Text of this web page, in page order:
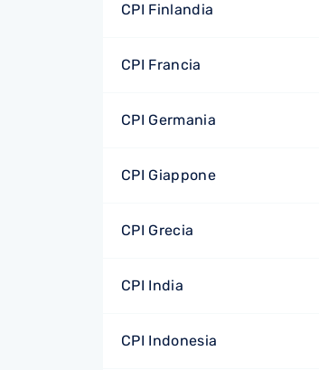
CPI Finlandia
CPI Francia
CPI Germania
CPI Giappone
CPI Grecia
CPI India
CPI Indonesia